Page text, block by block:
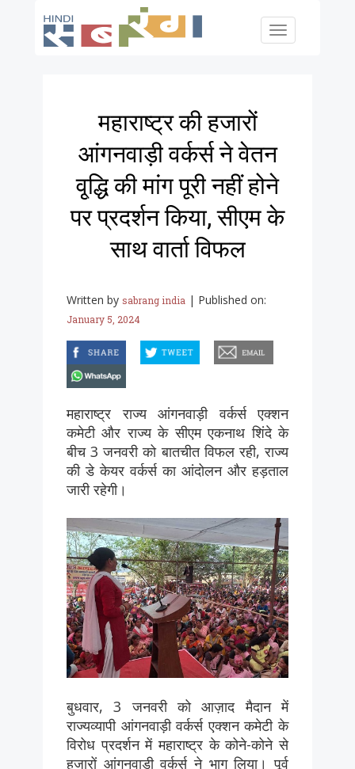
Toggle
महाराष्ट्र की हजारों
आंगनवाड़ी वर्कर्स ने वेतन
वृ्द्धि की मांग पूरी नहीं होने
पर प्रदर्शन किया, सीएम के
साथ वार्ता विफल
Written by sabrang india | Published on:
January 5, 2024
महाराष्ट्र राज्य आंगनवाड़ी वर्कर्स एक्शन
कमेटी और राज्य के सीएम एकनाथ शिंदे के
बीच 3 जनवरी को बातचीत विफल रही, राज्य
की डे केयर वर्कर्स का आंदोलन और हड़ताल
जारी रहेगी।
बुधवार, 3 जनवरी को आज़ाद मैदान में
राज्यव्यापी आंगनवाड़ी वर्कर्स एक्शन कमेटी के
विरोध प्रदर्शन में महाराष्ट्र के कोने-कोने से
हजारों आंगनवाड़ी वर्कर्स ने भाग लिया। पूर्व